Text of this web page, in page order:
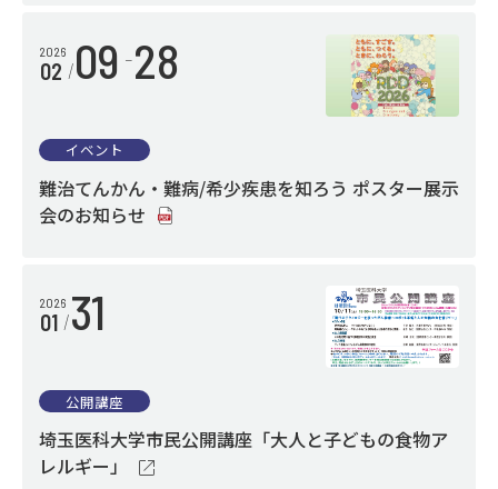
2026
02 09 28
イベント
難治てんかん・難病/希少疾患を知ろう ポスター展示
会のお知らせ
2026
01 31
公開講座
埼玉医科大学市民公開講座「大人と子どもの食物ア
レルギー」
採用情報（INDEX）
求人情報
看護師募集
ボランティア募集